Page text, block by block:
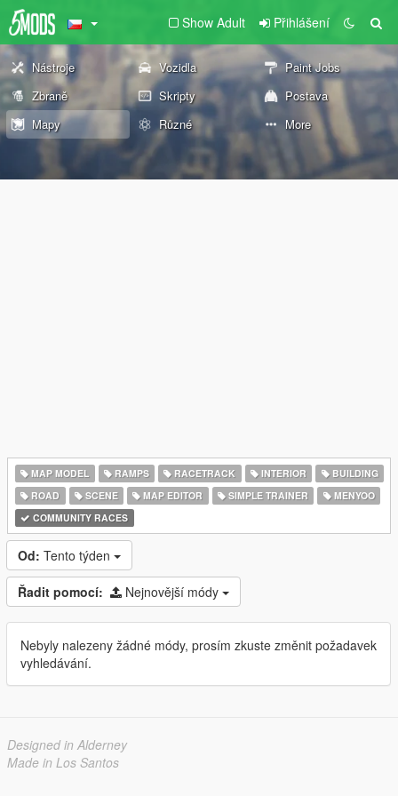
Show Adult Přihlášení
Nástroje Vozidla
Paint Jobs
Zbraně
Skripty
Postava
Mapy
Různé More
MAP MODEL RAMPS RACETRACK INTERIOR
BUILDING
ROAD
SCENE MAP EDITOR SIMPLE TRAINER
MENYOO
COMMUNITY RACES
Od: Tento týden
Řadit pomocí: Nejnovější módy
Nebyly nalezeny žádné módy, prosím zkuste změnit požadavek
vyhledávání.
Designed in Alderney
Made in Los Santos